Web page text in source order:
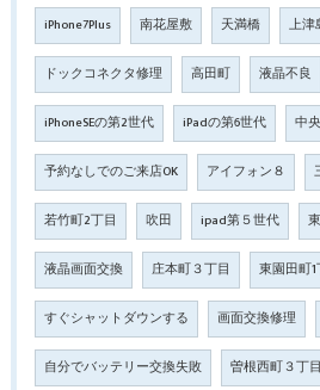
iPhone7Plus 南花屋敷 天満橋 上津
ドックコネクタ修理 高田町 液晶不良
iPhoneSEの第2世代 iPadの第6世代 中
予約なしでのご来店OK アイフォン８
若竹町2丁目 吹田 ipad第５世代
液晶画面交換 庄本町３丁目 東園田町1
すぐシャットダウンする 画面交換修理
自分でバッテリー交換失敗 曽根西町３丁目